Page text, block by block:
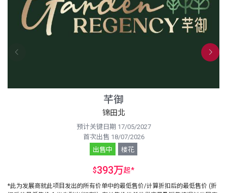
芊御
锦田北
预计关键日期 17/05/2027
首次出售 18/07/2026
出售中
楼花
$393万起*
*此为发展商就此项目发出的所有价单中的最低售价/计算折扣后的最低售价 (折